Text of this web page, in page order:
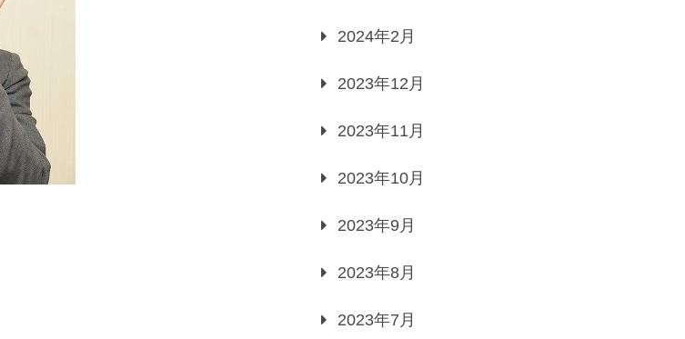
2024年2月
2023年12月
2023年11月
2023年10月
2023年9月
2023年8月
2023年7月